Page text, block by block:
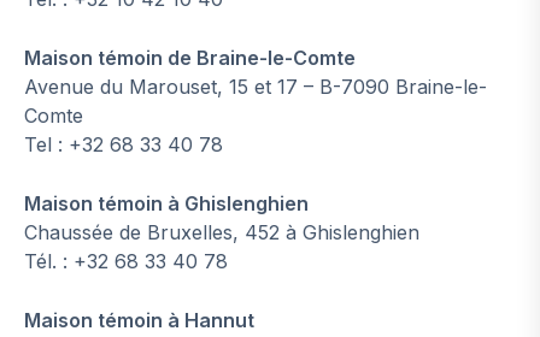
Maison témoin de Braine-le-Comte
Avenue du Marouset, 15 et 17 – B-7090 Braine-le-
Comte
Tel : +32 68 33 40 78
Maison témoin à Ghislenghien
Chaussée de Bruxelles, 452 à Ghislenghien
Tél. : +32 68 33 40 78
Maison témoin à Hannut